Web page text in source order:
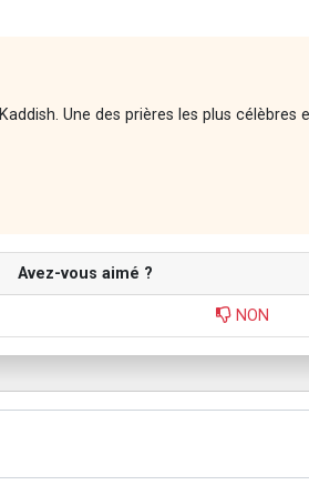
Une des prières les plus célèbres
Avez-vous aimé ?
NON